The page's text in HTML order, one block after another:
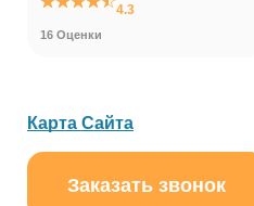
4.3
16 Оценки
Карта Сайта
Заказать звонок